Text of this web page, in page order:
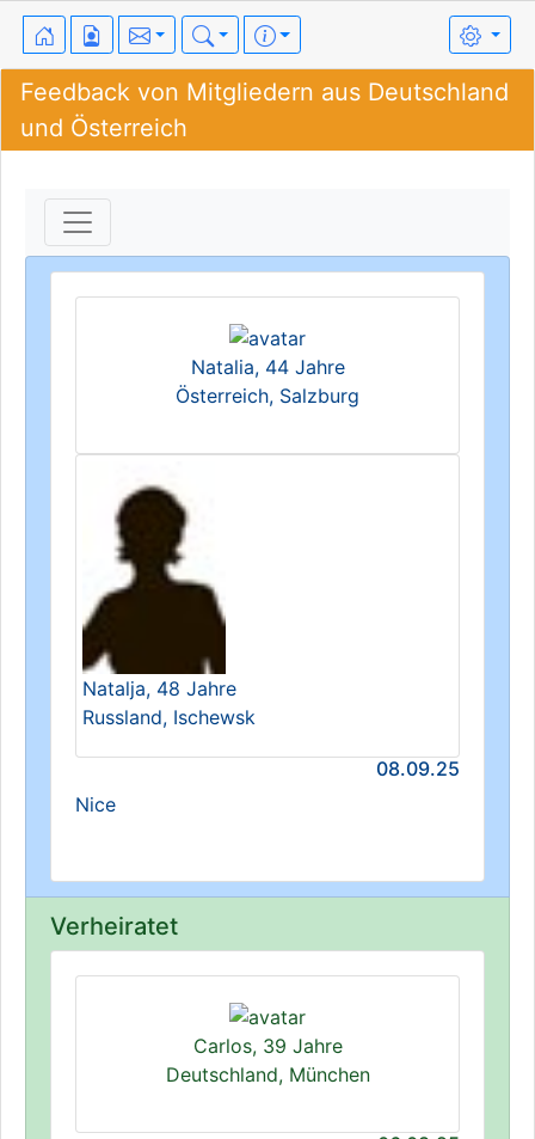
Feedback von Mitgliedern aus Deutschland
und Österreich
Natalia, 44 Jahre
Österreich, Salzburg
Natalja, 48 Jahre
Russland, Ischewsk
08.09.25
Nice
Verheiratet
Carlos, 39 Jahre
Deutschland, München